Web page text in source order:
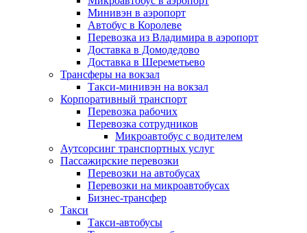
Минивэн в аэропорт
Автобус в Королеве
Перевозка из Владимира в аэропорт
Доставка в Домодедово
Доставка в Шереметьево
Трансферы на вокзал
Такси-минивэн на вокзал
Корпоративный транспорт
Перевозка рабочих
Перевозка сотрудников
Микроавтобус с водителем
Аутсорсинг транспортных услуг
Пассажирские перевозки
Перевозки на автобусах
Перевозки на микроавтобусах
Бизнес-трансфер
Такси
Такси-автобусы